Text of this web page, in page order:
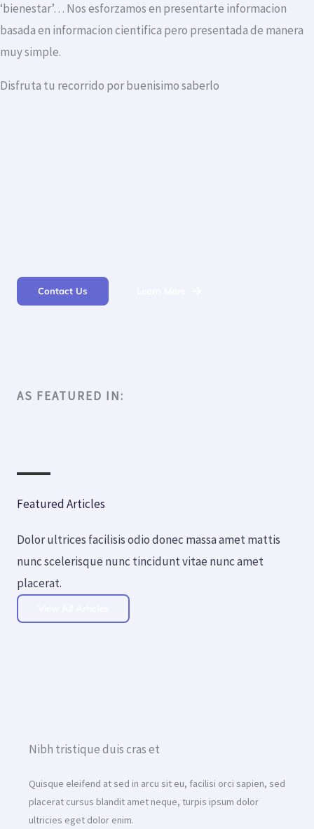
‘bienestar’… Nos esforzamos en presentarte informacion
basada en informacion cientifica pero presentada de manera
muy simple.
Disfruta tu recorrido por buenisimo saberlo
Contact Us
AS FEATURED IN:​
Featured Articles
Dolor ultrices facilisis odio donec massa amet mattis
nunc scelerisque nunc tincidunt vitae nunc amet
placerat.
Nibh tristique duis cras et
Quisque eleifend at sed in arcu sit eu, facilisi orci sapien, sed
placerat cursus blandit amet neque, turpis ipsum dolor
ultricies eget dolor enim.